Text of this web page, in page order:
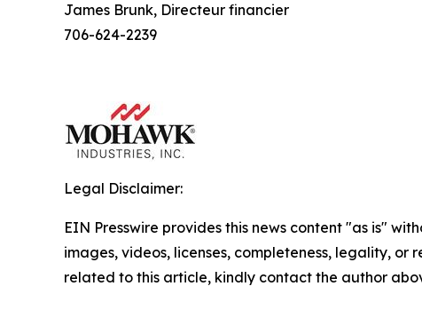
James Brunk, Directeur financier
706-624-2239
Legal Disclaimer:
EIN Presswire provides this news content "as is"
images, videos, licenses, completeness, legality,
related to this article, kindly contact the author